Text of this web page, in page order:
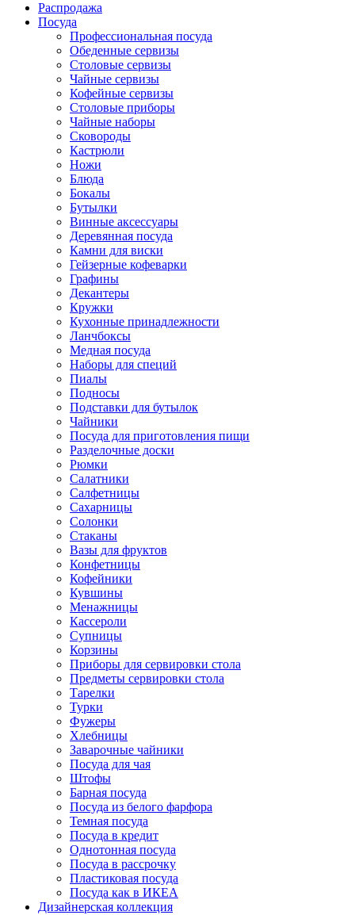
Распродажа
Посуда
Профессиональная посуда
Обеденные сервизы
Столовые сервизы
Чайные сервизы
Кофейные сервизы
Столовые приборы
Чайные наборы
Сковороды
Кастрюли
Ножи
Блюда
Бокалы
Бутылки
Винные аксессуары
Деревянная посуда
Камни для виски
Гейзерные кофеварки
Графины
Декантеры
Кружки
Кухонные принадлежности
Ланчбоксы
Медная посуда
Наборы для специй
Пиалы
Подносы
Подставки для бутылок
Чайники
Посуда для приготовления пищи
Разделочные доски
Рюмки
Салатники
Салфетницы
Сахарницы
Солонки
Стаканы
Вазы для фруктов
Конфетницы
Кофейники
Кувшины
Менажницы
Кассероли
Супницы
Корзины
Приборы для сервировки стола
Предметы сервировки стола
Тарелки
Турки
Фужеры
Хлебницы
Заварочные чайники
Посуда для чая
Штофы
Барная посуда
Посуда из белого фарфора
Темная посуда
Посуда в кредит
Однотонная посуда
Посуда в рассрочку
Пластиковая посуда
Посуда как в ИКЕА
Дизайнерская коллекция